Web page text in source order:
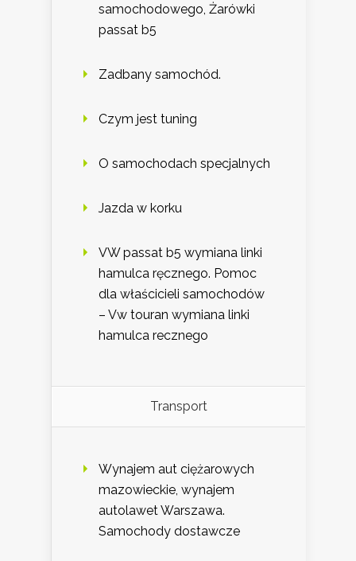
samochodowego, Żarówki
passat b5
Zadbany samochód.
Czym jest tuning
O samochodach specjalnych
Jazda w korku
VW passat b5 wymiana linki
hamulca ręcznego. Pomoc
dla właścicieli samochodów
– Vw touran wymiana linki
hamulca recznego
Transport
Wynajem aut ciężarowych
mazowieckie, wynajem
autolawet Warszawa.
Samochody dostawcze